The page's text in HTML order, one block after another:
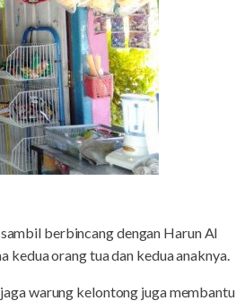
berbincang dengan Harun Al
orang tua dan kedua anaknya.
warung kelontong juga membantu